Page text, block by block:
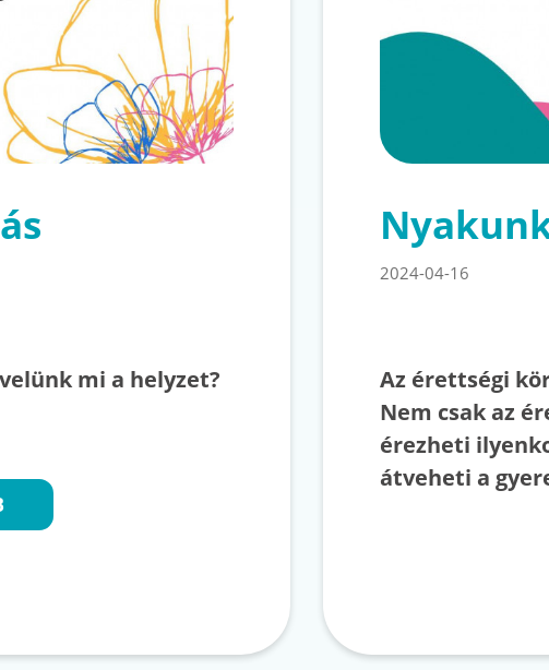
mi a helyzet?
2024-04-16
Az érettségi
Nem csak az
érezheti
átveheti a